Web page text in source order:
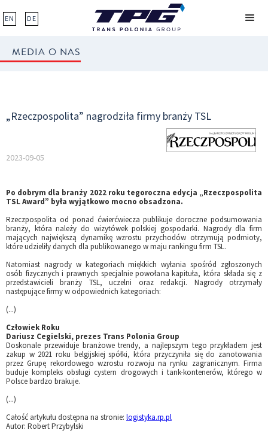
EN DE
MEDIA O NAS
„Rzeczpospolita” nagrodziła firmy branży TSL
2023-09-05
Po dobrym dla branży 2022 roku tegoroczna edycja „Rzeczpospolita
TSL Award” była wyjątkowo mocno obsadzona.
Rzeczpospolita od ponad ćwierćwiecza publikuje doroczne podsumowania
branży, która należy do wizytówek polskiej gospodarki. Nagrody dla firm
mających największą dynamikę wzrostu przychodów otrzymują podmioty,
które udzieliły danych dla publikowanego w maju rankingu firm TSL.
Natomiast nagrody w kategoriach miękkich wyłania spośród zgłoszonych
osób fizycznych i prawnych specjalnie powołana kapituła, która składa się z
przedstawicieli branży TSL, uczelni oraz redakcji. Nagrody otrzymały
następujące firmy w odpowiednich kategoriach:
(...)
Człowiek Roku
Dariusz Cegielski, prezes Trans Polonia Group
Doskonale przewiduje branżowe trendy, a najlepszym tego przykładem jest
zakup w 2021 roku belgijskiej spółki, która przyczyniła się do zanotowania
przez Grupę rekordowego wzrostu rozwoju na rynku zagranicznym. Firma
buduje kompleks obsługi cystern drogowych i tank-kontenerów, którego w
Polsce bardzo brakuje.
(...)
Całość artykułu dostępna na stronie: logistyka.rp.pl
Autor: Robert Przybylski